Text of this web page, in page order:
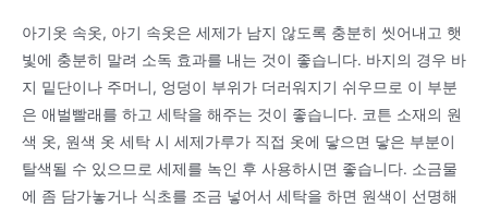
아기옷 속옷, 아기 속옷은 세제가 남지 않도록 충분히 씻어내고 햇
빛에 충분히 말려 소독 효과를 내는 것이 좋습니다. 바지의 경우 바
지 밑단이나 주머니, 엉덩이 부위가 더러워지기 쉬우므로 이 부분
은 애벌빨래를 하고 세탁을 해주는 것이 좋습니다. 코튼 소재의 원
색 옷, 원색 옷 세탁 시 세제가루가 직접 옷에 닿으면 닿은 부분이
탈색될 수 있으므로 세제를 녹인 후 사용하시면 좋습니다. 소금물
에 좀 담가놓거나 식초를 조금 넣어서 세탁을 하면 원색이 선명해